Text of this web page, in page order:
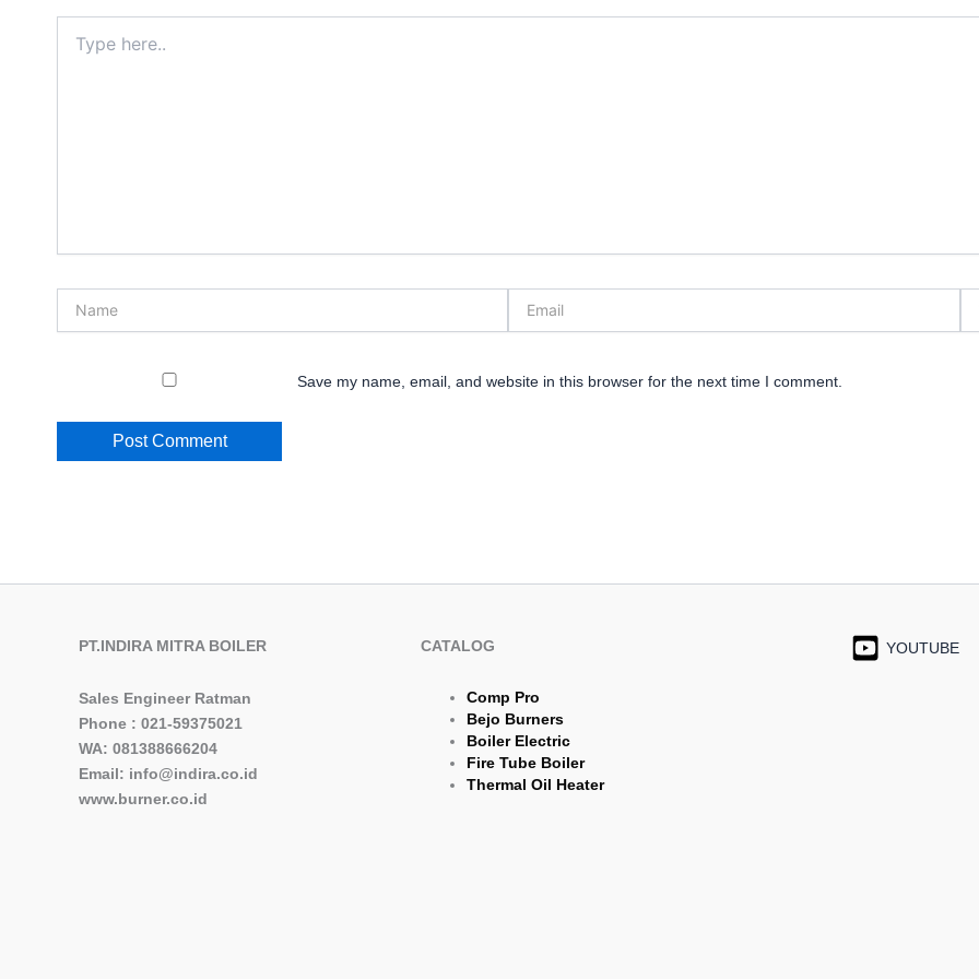
here..
Save my name, email, and website in this browser for the next time I comment.
PT.INDIRA MITRA BOILER
Sales Engineer Ratman
Phone : 021-59375021
WA: 081388666204
Email: info@indira.co.id
www.burner.co.id
CATALOG
Comp Pro
Bejo Burners
Boiler Electric
Fire Tube Boiler
Thermal Oil Heater
YOUTUBE